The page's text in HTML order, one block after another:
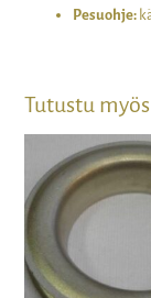
Pesuohje:
Tutustu myös